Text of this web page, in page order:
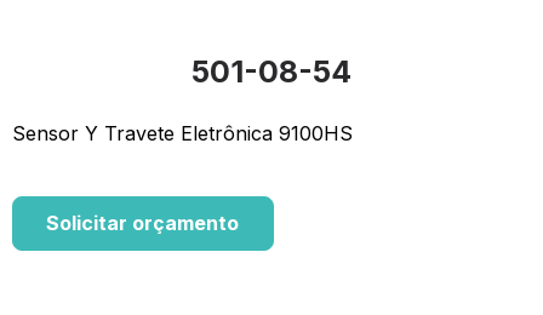
501-08-54
Sensor Y Travete Eletrônica 9100HS
Solicitar orçamento